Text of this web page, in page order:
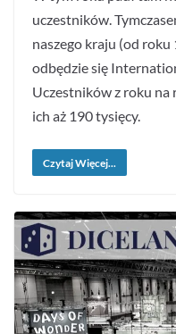
uczestników.
naszego kraju (od
odbędzie się
Uczestników z roku na
ich aż 190 tysięcy.
Czytaj Więcej...